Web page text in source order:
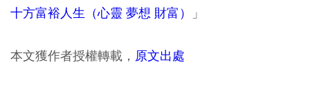
十方富裕人生（心靈 夢想 財富）
」
本文獲作者授權轉載， 原文出處